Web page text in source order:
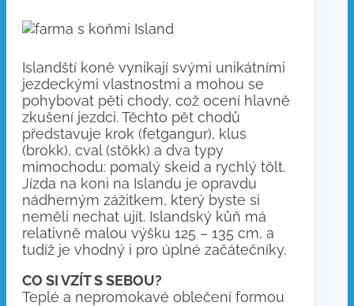
Islandští koně vynikají svými unikátními
jezdeckými vlastnostmi a mohou se
pohybovat pěti chody, což ocení hlavně
zkušení jezdci. Těchto pět chodů
představuje krok (fetgangur), klus
(brokk), cval (stökk) a dva typy
mimochodu: pomalý skeid a rychlý tölt.
Jízda na koni na Islandu je opravdu
nádherným zážitkem, který byste si
neměli nechat ujít. Islandský kůň má
relativně malou výšku 125 – 135 cm, a
tudíž je vhodný i pro úplné začátečníky.
CO SI VZÍT S SEBOU?
Teplé a nepromokavé oblečení formou